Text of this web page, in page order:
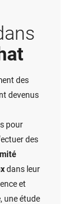
des
devenus
pour
des
dans leur
et
une étude